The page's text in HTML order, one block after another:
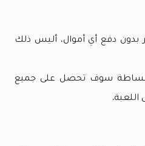
دفع أي أموال، أليس ذلك
سوف تحصل على جميع
اللعبة.